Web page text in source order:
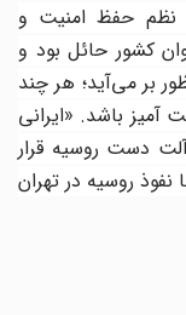
نظم حفظ امنیت و
کشور حائل بود و
بر می‌آید؛ هر چند
باشد. «ایرانی
دست روسیه قرار
روسیه در تهران